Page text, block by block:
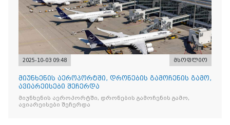
2025-10-03 09:48 მსოფლიო
მიუნხენის აეროპორტში, დრონების გამოჩენის გამო,
ავიარეისები შეჩერდა
მიუნხენის აეროპორტში, დრონების გამოჩენის გამო,
ავიარეისები შეჩერდა